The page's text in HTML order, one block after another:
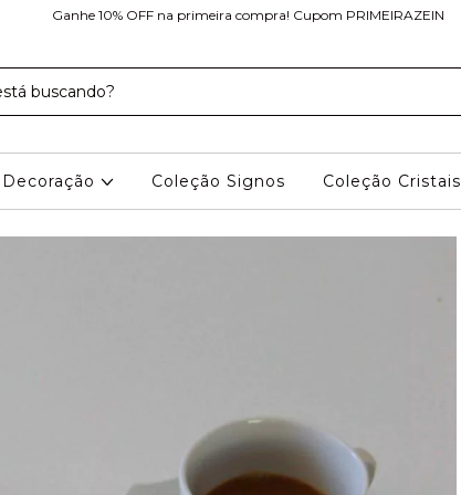
Ganhe 10% OFF na primeira compra! Cupom PRIMEIRAZEIN
Decoração Coleção Signos Coleção Cristais